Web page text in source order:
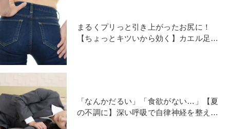
まるくプリっと引き上がったお尻に！
【ちょっとキツいから効く】カエル足エ
「なんかだるい」「食欲がない…」【夏
の不調に】深い呼吸で自律神経を整える